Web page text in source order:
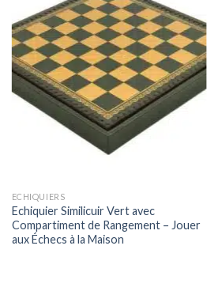
ECHIQUIERS
Echiquier Similicuir Vert avec
Compartiment de Rangement – Jouer
aux Échecs à la Maison